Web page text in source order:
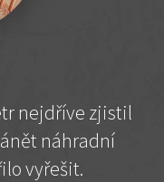
nejdříve zjistil
náhradní
vyřešit.